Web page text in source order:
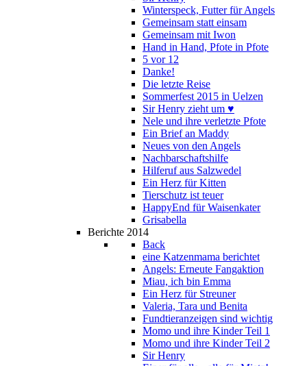
Winterspeck, Futter für Angels
Gemeinsam statt einsam
Gemeinsam mit Iwon
Hand in Hand, Pfote in Pfote
5 vor 12
Danke!
Die letzte Reise
Sommerfest 2015 in Uelzen
Sir Henry zieht um ♥
Nele und ihre verletzte Pfote
Ein Brief an Maddy
Neues von den Angels
Nachbarschaftshilfe
Hilferuf aus Salzwedel
Ein Herz für Kitten
Tierschutz ist teuer
HappyEnd für Waisenkater
Grisabella
Berichte 2014
Back
eine Katzenmama berichtet
Angels: Erneute Fangaktion
Miau, ich bin Emma
Ein Herz für Streuner
Valeria, Tara und Benita
Fundtieranzeigen sind wichtig
Momo und ihre Kinder Teil 1
Momo und ihre Kinder Teil 2
Sir Henry